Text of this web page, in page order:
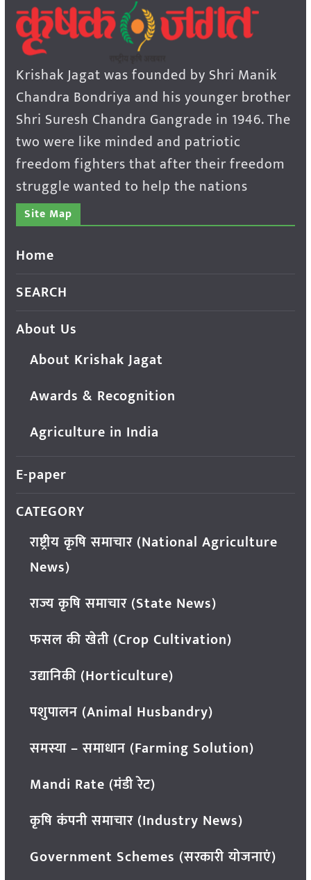
Krishak Jagat was founded by Shri Manik
Chandra Bondriya and his younger brother
Shri Suresh Chandra Gangrade in 1946. The
two were like minded and patriotic
freedom fighters that after their freedom
struggle wanted to help the nations
Site Map
Home
SEARCH
About Us
About Krishak Jagat
Awards & Recognition
Agriculture in India
E-paper
CATEGORY
राष्ट्रीय कृषि समाचार (National Agriculture
News)
राज्य कृषि समाचार (State News)
फसल की खेती (Crop Cultivation)
उद्यानिकी (Horticulture)
पशुपालन (Animal Husbandry)
समस्या – समाधान (Farming Solution)
Mandi Rate (मंडी रेट)
कृषि कंपनी समाचार (Industry News)
Government Schemes (सरकारी योजनाएं)